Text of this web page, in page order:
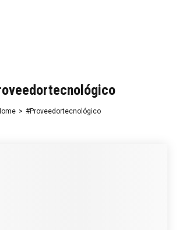
> #Proveedortecnológico